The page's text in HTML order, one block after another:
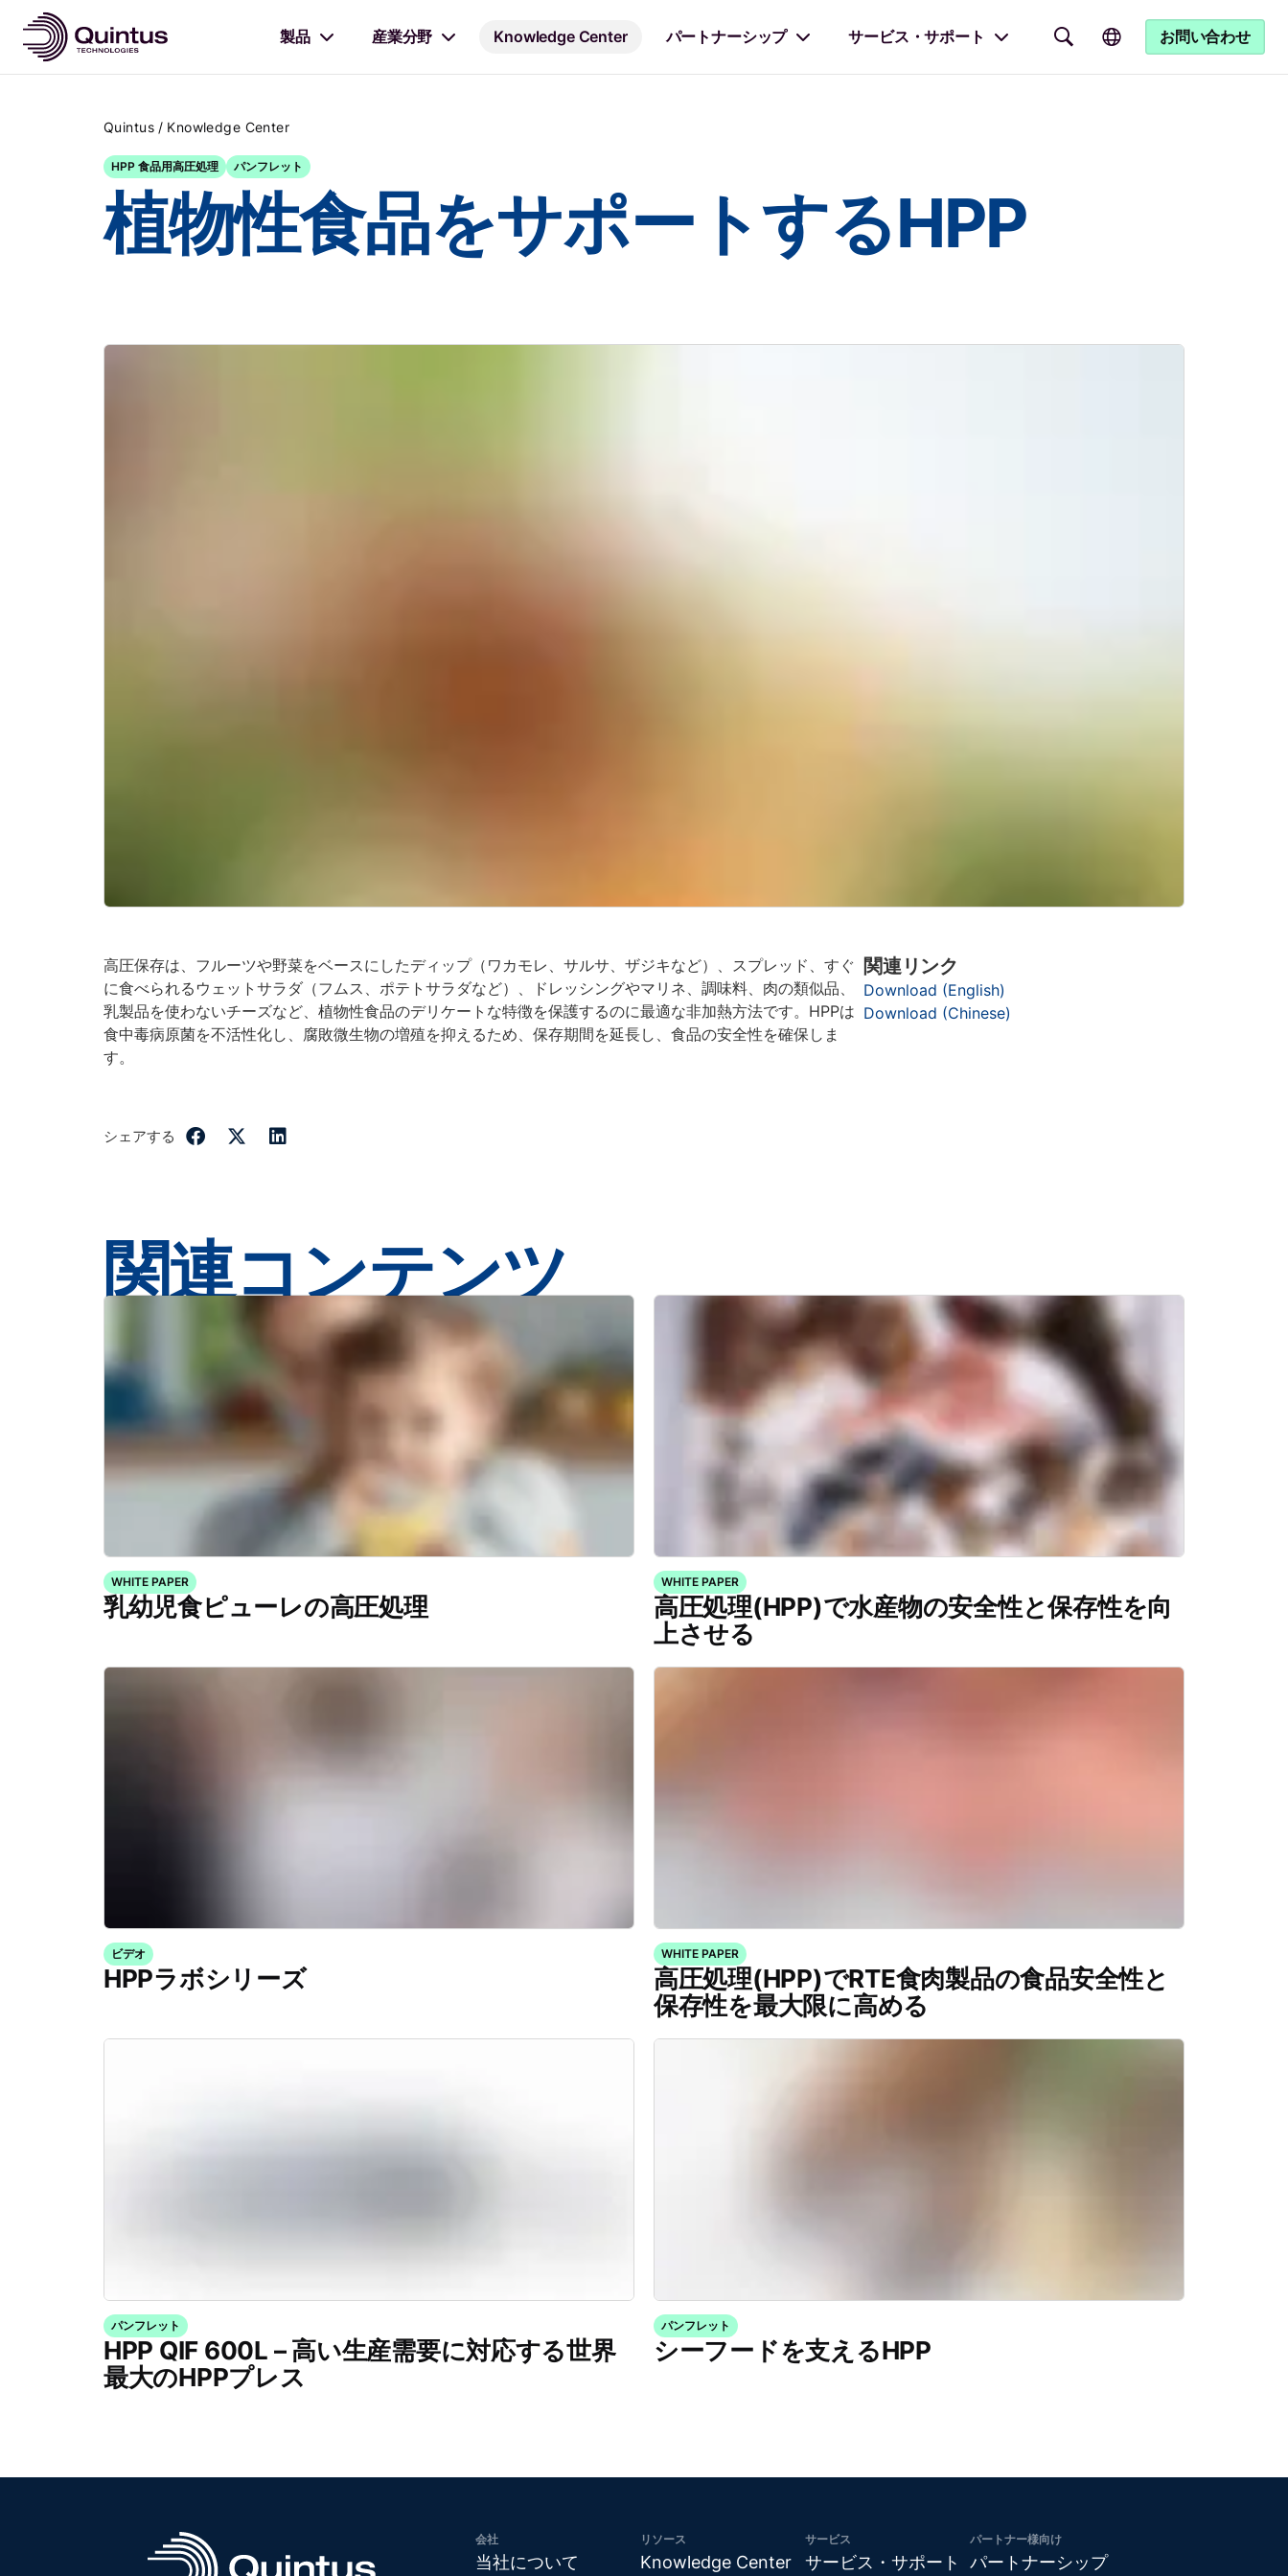
製品 産業分野 Knowledge Center パートナーシップ サービス・サポート お問い合わせ
Quintus / Knowledge Center
HPP 食品用高圧処理 パンフレット
植物性食品をサポートするHPP
高圧保存は、フルーツや野菜をベースにしたディップ（ワカモレ、サルサ、ザジキなど）、スプレッド、すぐ
に食べられるウェットサラダ（フムス、ポテトサラダなど）、ドレッシングやマリネ、調味料、肉の類似品、
乳製品を使わないチーズなど、植物性食品のデリケートな特徴を保護するのに最適な非加熱方法です。HPPは
食中毒病原菌を不活性化し、腐敗微生物の増殖を抑えるため、保存期間を延長し、食品の安全性を確保しま
す。
関連リンク
Download (English)
Download (Chinese)
シェアする
関連コンテンツ
WHITE PAPER
乳幼児食ピューレの高圧処理
WHITE PAPER
高圧処理(HPP)で水産物の安全性と保存性を向
上させる
ビデオ
HPPラボシリーズ
WHITE PAPER
高圧処理(HPP)でRTE食肉製品の食品安全性と
保存性を最大限に高める
パンフレット
HPP QIF 600L – 高い生産需要に対応する世界
最大のHPPプレス
パンフレット
シーフードを支えるHPP
会社
当社について
リソース
Knowledge Center
サービス
サービス・サポート
パートナー様向け
パートナーシップ